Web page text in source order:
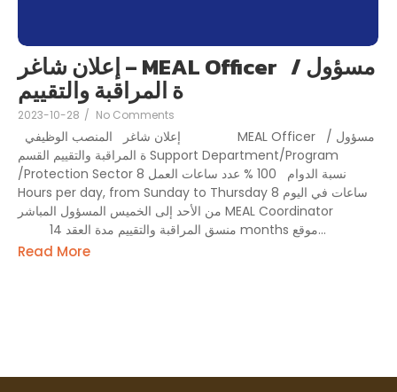
إعلان شاغر – MEAL Officer مسؤول /
ة المراقبة والتقييم
2023-10-28 / No Comments
ة المراقبة والتقييم القسم Support Department/Program
/Protection Sector نسبة الدوام 100 % عدد ساعات العمل 8
Hours per day, from Sunday to Thursday 8 ساعات في اليوم
من الأحد إلى الخميس المسؤول المباشر MEAL Coordinator
منسق المراقبة والتقييم مدة العقد 14 months موقع...
Read More